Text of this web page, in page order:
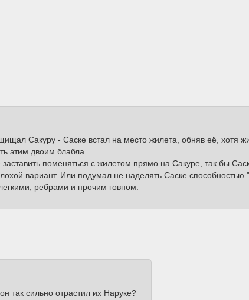
Сакуру - Саске встал на место жилета, обняв её, хотя
этим двоим блабла.
поменяться с жилетом прямо на Сакуре, так бы
вариант. Или подумал не наделять Саске способностью
ребрами и прочим говном.
так сильно отрастил их Наруке?